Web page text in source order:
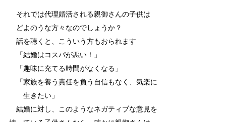
それでは代理婚活される親御さんの子供は
どよのうな方々なのでしょうか？
話を聴くと、こういう方もおられます
「結婚はコスパが悪い！」
「趣味に充てる時間がなくなる」
「家族を養う責任を負う自信もなく、気楽に
生きたい」
結婚に対し、このようなネガティブな意見を